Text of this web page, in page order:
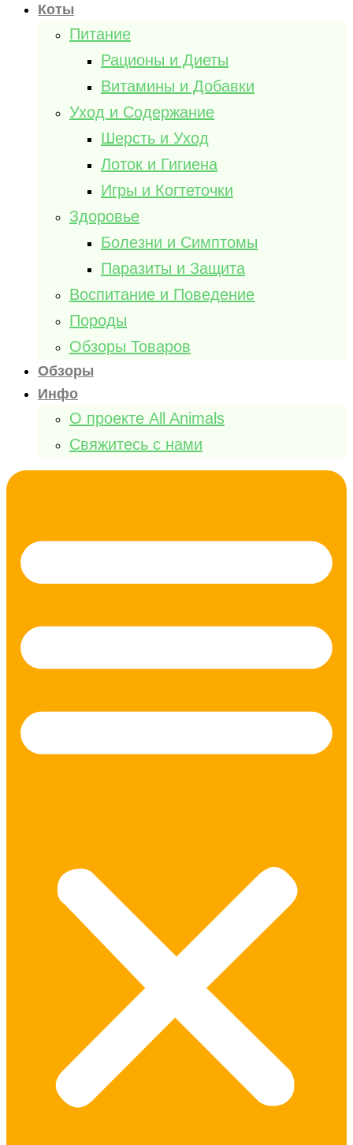
Коты
Питание
Рационы и Диеты
Витамины и Добавки
Уход и Содержание
Шерсть и Уход
Лоток и Гигиена
Игры и Когтеточки
Здоровье
Болезни и Симптомы
Паразиты и Защита
Воспитание и Поведение
Породы
Обзоры Товаров
Обзоры
Инфо
О проекте All Animals
Свяжитесь с нами